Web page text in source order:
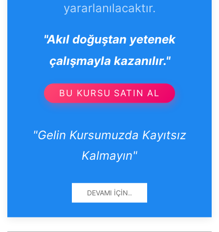
yararlanılacaktır.
"Akıl doğuştan yetenek
çalışmayla kazanılır."
BU KURSU SATIN AL
"Gelin Kursumuzda Kayıtsız
Kalmayın"
DEVAMI İÇIN..